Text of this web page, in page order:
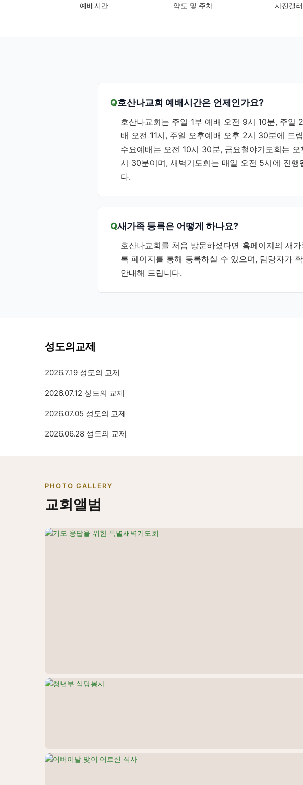
예배시간 약도 및 주차 사진갤
호산나교회 예배시간은 언제인가요?
호산나교회는 주일 1부 예배 오전 9시 10분, 주일
배 오전 11시, 주일 오후예배 오후 2시 30분에 드
수요예배는 오전 10시 30분, 금요철야기도회는 오
시 30분이며, 새벽기도회는 매일 오전 5시에 진행
다.
새가족 등록은 어떻게 하나요?
호산나교회를 처음 방문하셨다면 홈페이지의 새가
록 페이지를 통해 등록하실 수 있으며, 담당자가
안내해 드립니다.
성도의교제
2026.7.19 성도의 교제
2026.07.12 성도의 교제
2026.07.05 성도의 교제
2026.06.28 성도의 교제
PHOTO GALLERY
교회앨범